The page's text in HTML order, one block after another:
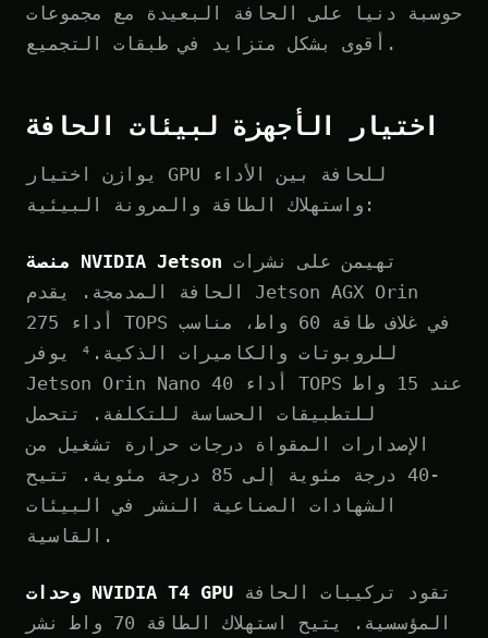
حوسبة دنيا على الحافة البعيدة مع مجموعات
أقوى بشكل متزايد في طبقات التجميع.
اختيار الأجهزة لبيئات الحافة
يوازن اختيار GPU للحافة بين الأداء
واستهلاك الطاقة والمرونة البيئية:
منصة NVIDIA Jetson
الحافة المدمجة. يقدم Jetson AGX Orin
أداء 275 TOPS في غلاف طاقة 60 واط، مناسب
للروبوتات والكاميرات الذكية.⁴ يوفر
Jetson Orin Nano أداء 40 TOPS عند 15 واط
للتطبيقات الحساسة للتكلفة. تتحمل
الإصدارات المقواة درجات حرارة تشغيل من
-40 درجة مئوية إلى 85 درجة مئوية. تتيح
الشهادات الصناعية النشر في البيئات
القاسية.
وحدات NVIDIA T4 GPU
المؤسسية. يتيح استهلاك الطاقة 70 واط نشر